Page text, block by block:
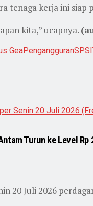
tenaga kerja ini
kita,” ucapnya.
GeaPengangguranSPSI
Turun ke Level
20 Juli 2026